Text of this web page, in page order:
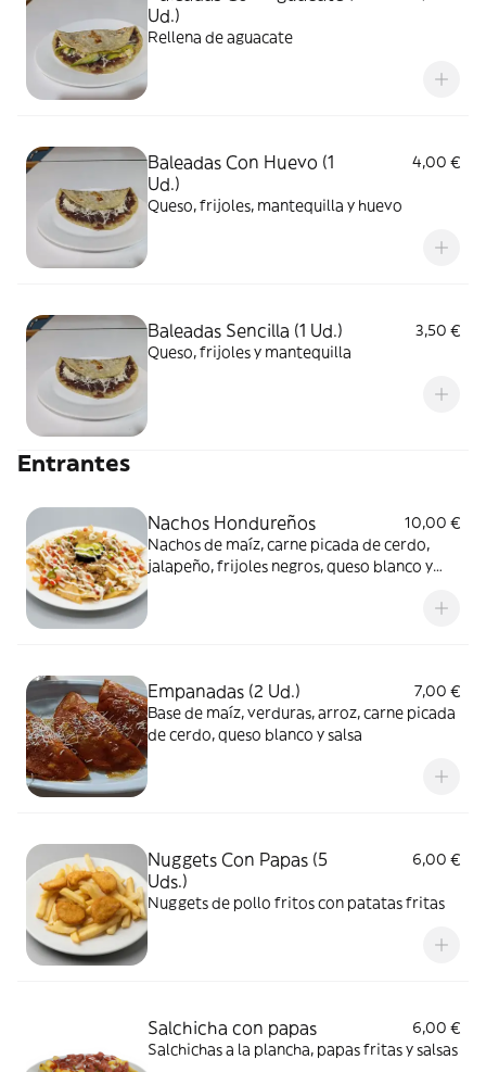
Ud.)
Rellena de aguacate
Baleadas Con Huevo (1
Ud.)
4,00 €
Queso, frijoles, mantequilla y huevo
Baleadas Sencilla (1 Ud.)
3,50 €
Queso, frijoles y mantequilla
Entrantes
Nachos Hondureños
10,00 €
Nachos de maíz, carne picada de cerdo,
jalapeño, frijoles negros, queso blanco y
Empanadas (2 Ud.)
7,00 €
Base de maíz, verduras, arroz, carne picada
de cerdo, queso blanco y salsa
Nuggets Con Papas (5
Uds.)
6,00 €
Nuggets de pollo fritos con patatas fritas
Salchicha con papas
6,00 €
Salchichas a la plancha, papas fritas y salsas